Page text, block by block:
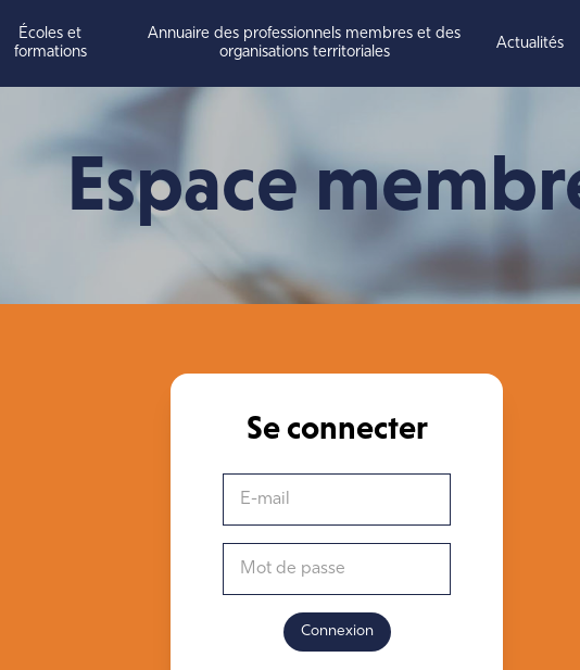
Écoles et
formations
Annuaire des professionnels membres et des
organisations territoriales
Actualités
Espace
Se connecter
E-mail
Mot de passe